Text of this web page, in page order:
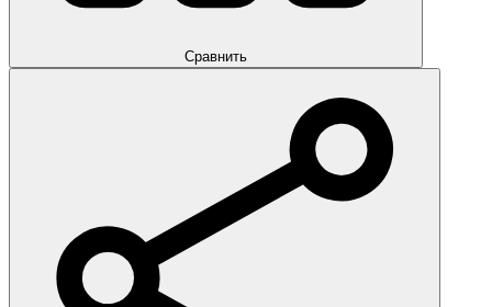
Сравнить